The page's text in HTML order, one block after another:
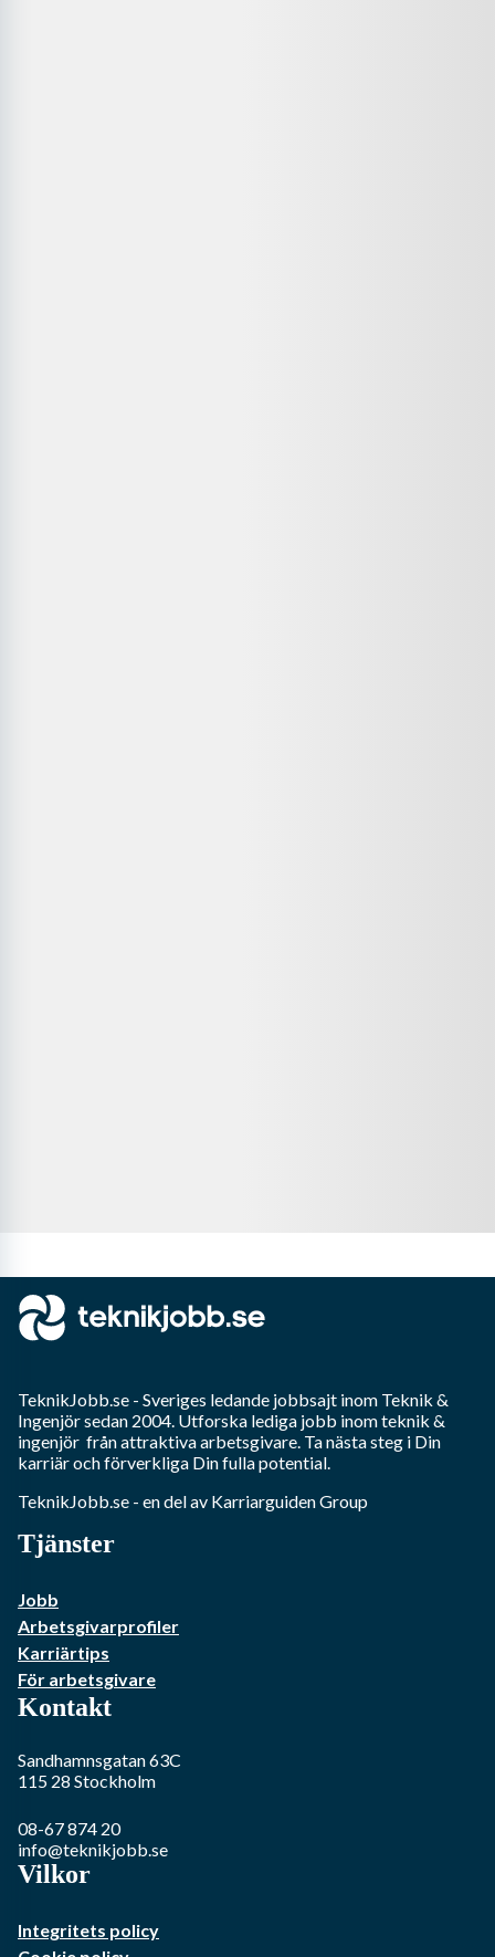
TeknikJobb.se - Sveriges ledande jobbsajt inom Teknik &
Ingenjörsedan 2004. Utforska lediga jobb inomteknik &
ingenjör från attraktiva arbetsgivare. Ta nästa steg i Din
karriär och förverkliga Din fulla potential.
TeknikJobb.se - en del av Karriarguiden Group
Tjänster
Jobb
Arbetsgivarprofiler
Karriärtips
För arbetsgivare
Kontakt
Sandhamnsgatan 63C
115 28 Stockholm
08-67 874 20
info@teknikjobb.se
Vilkor
Integritets policy